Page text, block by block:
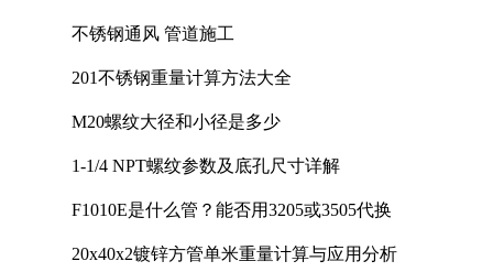
不锈钢通风 管道施工
201不锈钢重量计算方法大全
M20螺纹大径和小径是多少
1-1/4 NPT螺纹参数及底孔尺寸详解
F1010E是什么管？能否用3205或3505代换
20x40x2镀锌方管单米重量计算与应用分析